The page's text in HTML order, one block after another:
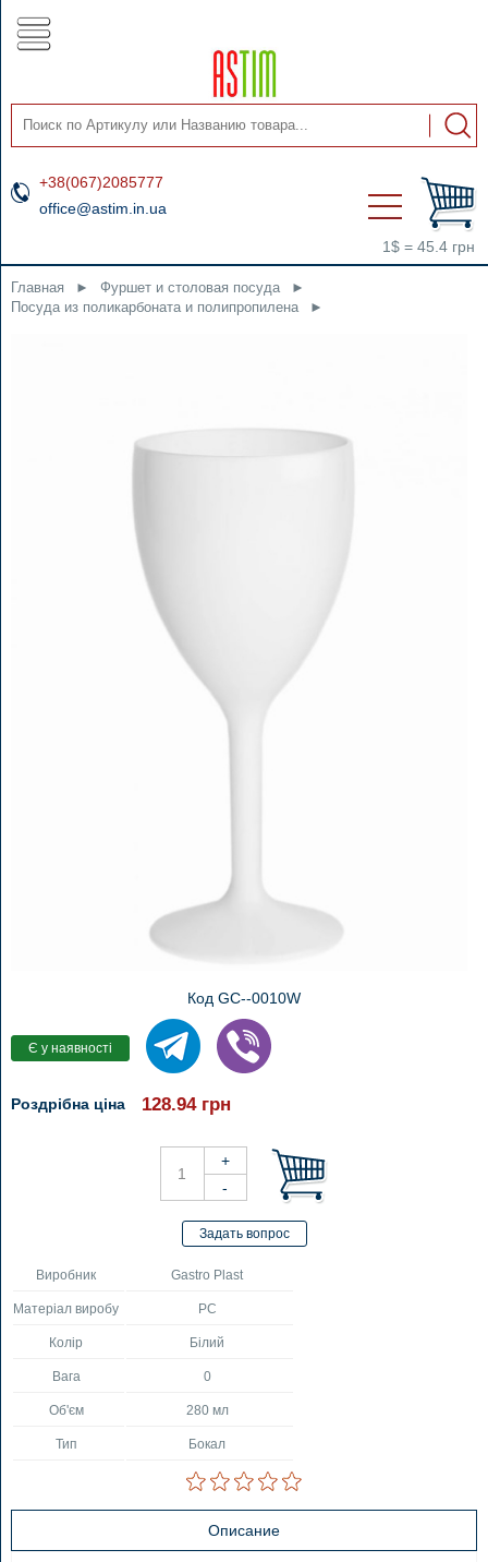
+38(067)2085777
office@astim.in.ua
1$ = 45.4 грн
Главная ► Фуршет и столовая посуда
►
Посуда из поликарбоната и полипропилена
►
Код GC--0010W
Роздрібна ціна 128.94 грн
Виробник Gastro Plast
Матеріал виробу PC
Колір Білий
Вага 0
Об'єм 280 мл
Тип Бокал
Описание